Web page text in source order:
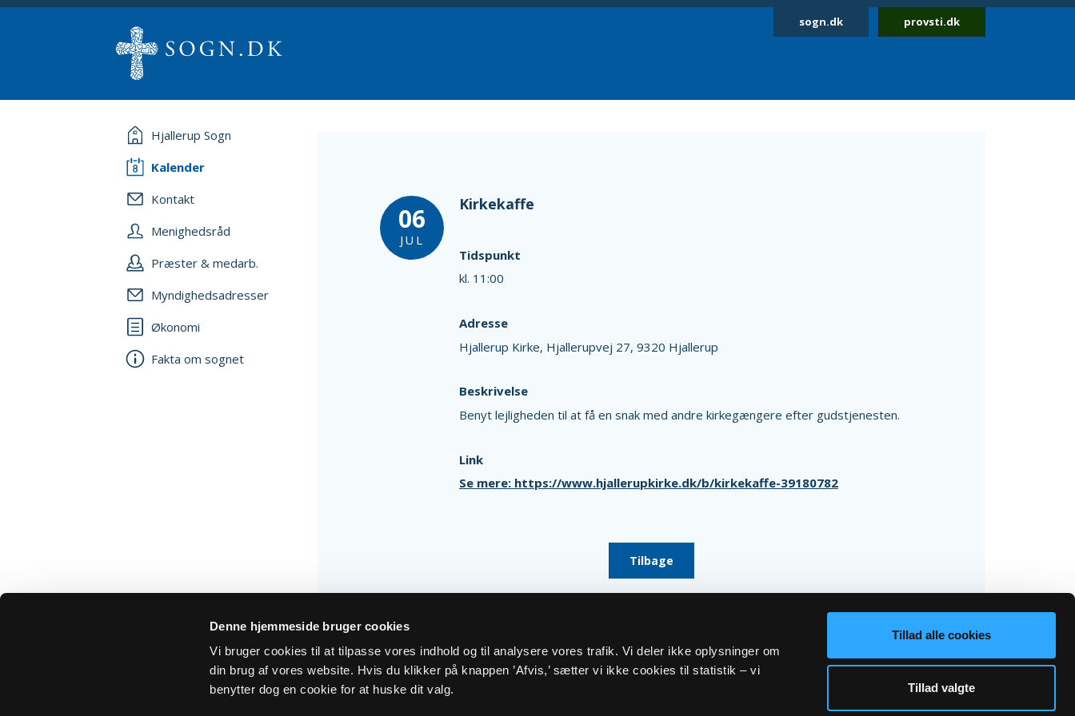
Denne hjemmeside bruger cookies
Vi bruger cookies til at tilpasse vores indhold og til analysere vores trafik. Vi deler ikke oplysninger om
din brug af vores website. Hvis du klikker på knappen ’Afvis,’ sætter vi ikke cookies til statistik – vi
benytter dog en cookie for at huske dit valg.
Tillad alle cookies
Tillad valgte
sogn.dk provsti.dk
Hjallerup Sogn
Kalender
Kontakt
Menighedsråd
Præster & medarb.
Myndighedsadresser
Økonomi
Fakta om sognet
06
JUL
Kirkekaffe
Tidspunkt
kl. 11:00
Adresse
Hjallerup Kirke, Hjallerupvej 27, 9320 Hjallerup
Beskrivelse
Benyt lejligheden til at få en snak med andre kirkegængere efter gudstjenesten.
Link
Se mere: https://www.hjallerupkirke.dk/b/kirkekaffe-39180782
Tilbage